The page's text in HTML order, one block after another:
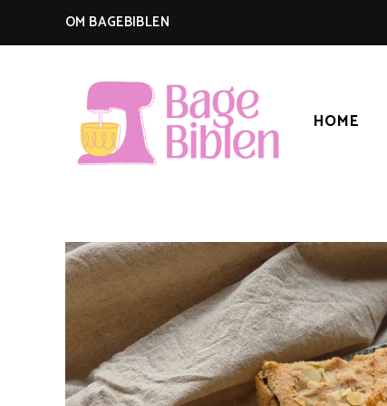
OM BAGEBIBLEN
HOME